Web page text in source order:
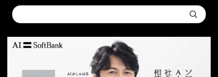
Conduct
a
Submit